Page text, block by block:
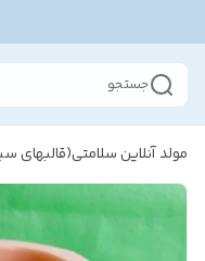
جستجو
مولد آنلاین